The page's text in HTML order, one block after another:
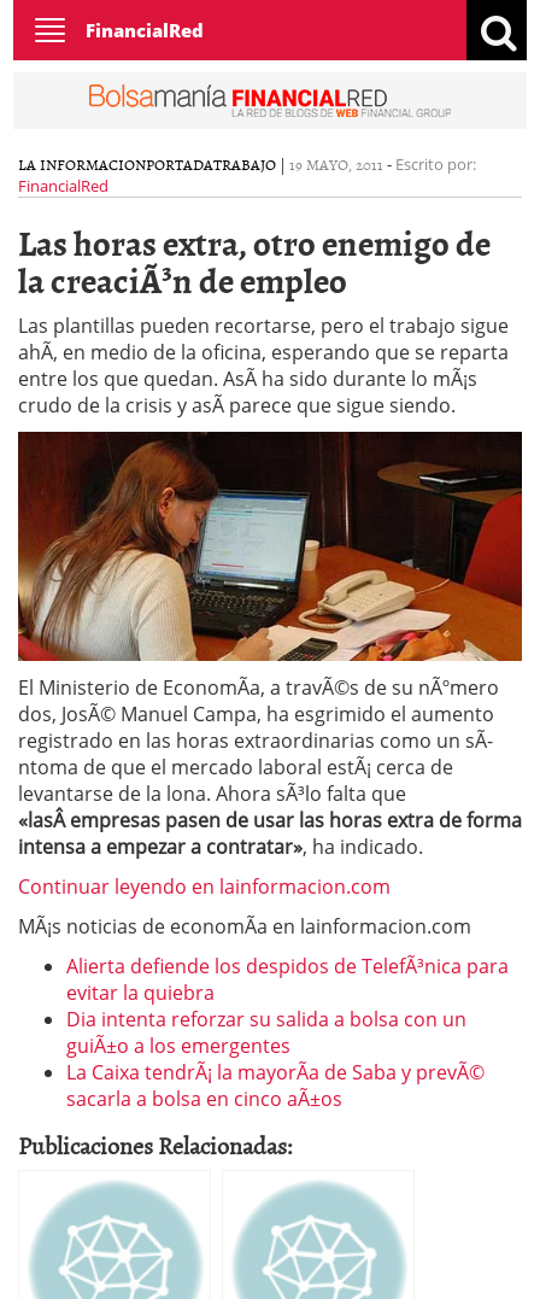
Toggle
navigation
FinancialRed
LA INFORMACIONPORTADATRABAJO | 19 MAYO, 2011 - Escrito por:
FinancialRed
Las horas extra, otro enemigo de
la creaciÃ³n de empleo
Las plantillas pueden recortarse, pero el trabajo sigue
ahÃ­, en medio de la oficina, esperando que se reparta
entre los que quedan. AsÃ­ ha sido durante lo mÃ¡s
crudo de la crisis y asÃ­ parece que sigue siendo.
El Ministerio de EconomÃ­a, a travÃ©s de su nÃºmero
dos, JosÃ© Manuel Campa, ha esgrimido el aumento
registrado en las horas extraordinarias como un sÃ­
ntoma de que el mercado laboral estÃ¡ cerca de
levantarse de la lona. Ahora sÃ³lo falta que
«lasÂempresas pasen de usar las horas extra de forma
intensa a empezar a contratar», ha indicado.
Continuar leyendo en lainformacion.com
MÃ¡s noticias de economÃ­a en lainformacion.com
Alierta defiende los despidos de TelefÃ³nica para
evitar la quiebra
Dia intenta reforzar su salida a bolsa con un
guiÃ±o a los emergentes
La Caixa tendrÃ¡ la mayorÃ­a de Saba y prevÃ©
sacarla a bolsa en cinco aÃ±os
Publicaciones Relacionadas: